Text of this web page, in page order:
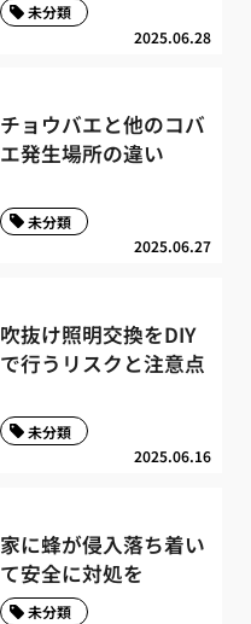
2025.06.28
未分類
チョウバエと他のコバ
エ発生場所の違い
2025.06.27
未分類
吹抜け照明交換をDIY
で行うリスクと注意点
2025.06.16
未分類
家に蜂が侵入落ち着い
て安全に対処を
未分類